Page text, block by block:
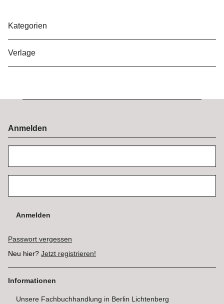
Kategorien
Verlage
Anmelden
Anmelden
Passwort vergessen
Neu hier? Jetzt registrieren!
Informationen
Unsere Fachbuchhandlung in Berlin Lichtenberg